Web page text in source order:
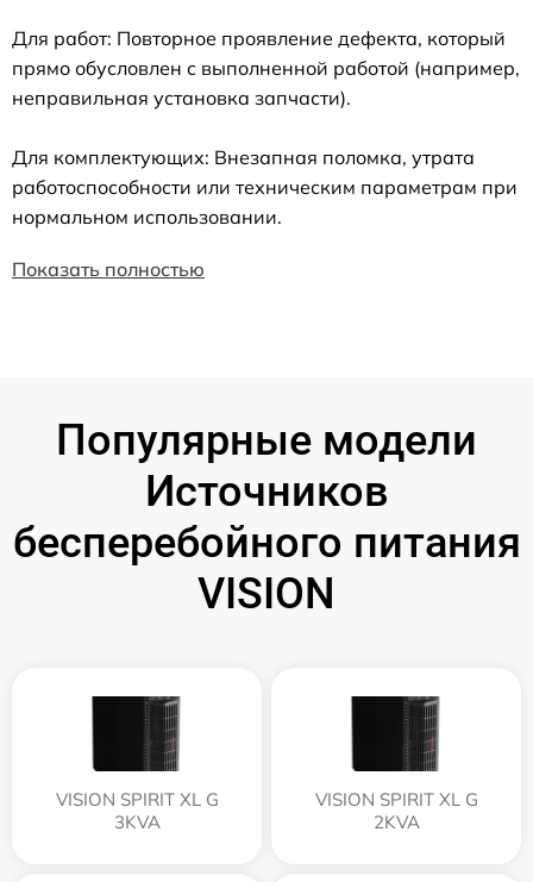
Для работ: Повторное проявление дефекта, который
прямо обусловлен с выполненной работой (например,
неправильная установка запчасти).
Для комплектующих: Внезапная поломка, утрата
работоспособности или техническим параметрам при
нормальном использовании.
Показать полностью
Популярные модели
Источников
бесперебойного питания
VISION
VISION SPIRIT XL G
3KVA
VISION SPIRIT XL G
2KVA